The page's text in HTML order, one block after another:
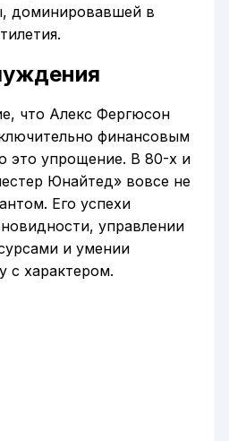
доминировавшей в
что Алекс Фергюсон
финансовым
это упрощение. В 80-х и
Юнайтед» вовсе не
Его успехи
управлении
и умении
с характером.